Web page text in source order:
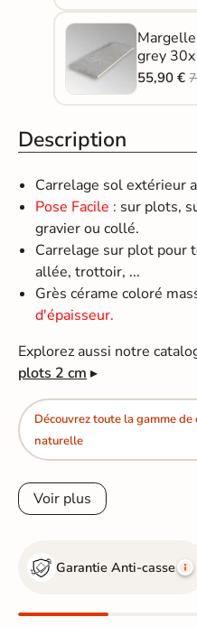
grey
55,90 €
Description
Carrelage sol extérieur
Pose Facile : sur plots,
gravier ou collé.
Carrelage sur plot pour
allée, trottoir, ...
Grès cérame coloré
d'épaisseur.
Explorez aussi notre
plots 2 cm ▸
Découvrez toute la gamme
naturelle
Voir plus
Garantie Anti-casse